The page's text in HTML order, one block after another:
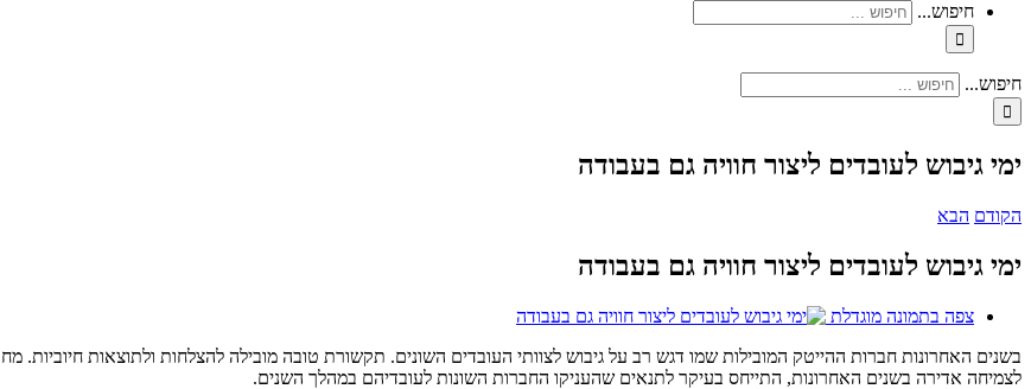
חיפוש...
חיפוש...
ימי גיבוש לעובדים ליצור חוויה גם בעבודה
הקודם הבא
ימי גיבוש לעובדים ליצור חוויה גם בעבודה
צפה בתמונה מוגדלת
בשנים האחרונות חברות ההייטק המובילות שמו דגש רב על גיבוש לצוותי העובדים השונים. תקשורת טובה מובילה להצלחות ולתוצאות
לצמיחה אדירה בשנים האחרונות, התייחס בעיקר לתנאים שהעניקו החברות השונות לעובדיהם במהלך השנים.